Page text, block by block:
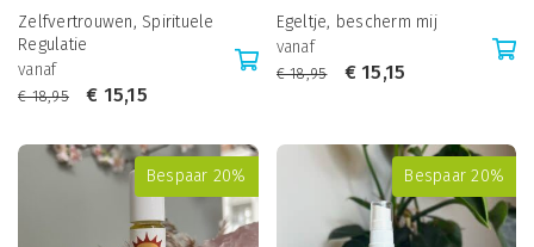
Zelfvertrouwen, Spirituele
Regulatie
vanaf
€18,95 € 15,15
Egeltje, bescherm mij
vanaf
€18,95 €15,15
Bespaar 20% Bespaar 20%